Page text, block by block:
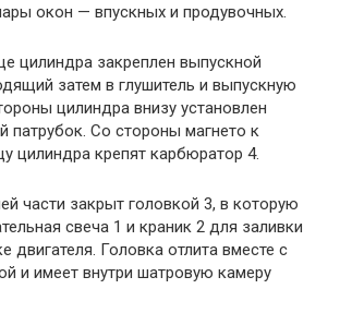
окон — впускных и продувочных.
цилиндра закреплен выпускной
затем в глушитель и выпускную
цилиндра внизу установлен
патрубок. Со стороны магнето к
цилиндра крепят карбюратор 4.
части закрыт головкой 3, в которую
свеча 1 и краник 2 для заливки
двигателя. Головка отлита вместе с
и имеет внутри шатровую камеру